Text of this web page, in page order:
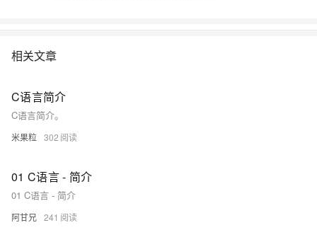
相关文章
C语言简介
C语言简介。
米果粒 302
01 C语言 - 简介
01 C语言 - 简介
阿甘兄 241